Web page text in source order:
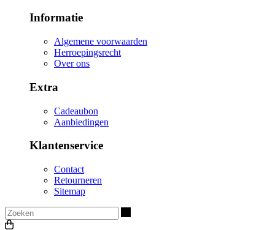
Informatie
Algemene voorwaarden
Herroepingsrecht
Over ons
Extra
Cadeaubon
Aanbiedingen
Klantenservice
Contact
Retourneren
Sitemap